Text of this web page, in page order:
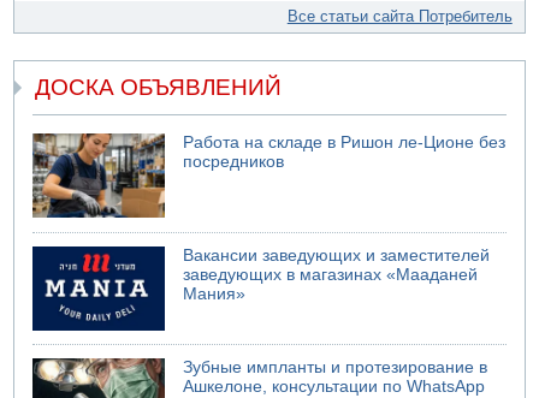
Все статьи сайта Потребитель
ДОСКА ОБЪЯВЛЕНИЙ
Работа на складе в Ришон ле-Ционе без
посредников
Вакансии заведующих и заместителей
заведующих в магазинах «Мааданей
Мания»
Зубные импланты и протезирование в
Ашкелоне, консультации по WhatsApp